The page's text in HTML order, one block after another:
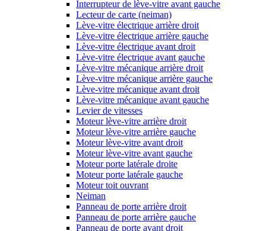
Interrupteur de lève-vitre avant gauche
Lecteur de carte (neiman)
Lève-vitre électrique arrière droit
Lève-vitre électrique arrière gauche
Lève-vitre électrique avant droit
Lève-vitre électrique avant gauche
Lève-vitre mécanique arrière droit
Lève-vitre mécanique arrière gauche
Lève-vitre mécanique avant droit
Lève-vitre mécanique avant gauche
Levier de vitesses
Moteur lève-vitre arrière droit
Moteur lève-vitre arrière gauche
Moteur lève-vitre avant droit
Moteur lève-vitre avant gauche
Moteur porte latérale droite
Moteur porte latérale gauche
Moteur toit ouvrant
Neiman
Panneau de porte arrière droit
Panneau de porte arrière gauche
Panneau de porte avant droit